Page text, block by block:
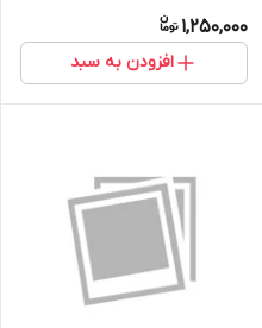
1,250,000
افزودن به سبد